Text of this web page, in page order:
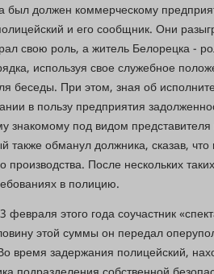
был должен коммерческому
и его сообщник. Они
свою роль, а житель Белорецка -
используя свое служебное
беседы. При этом, зная об
в пользу предприятия
знакомому под видом
обманул должника, сказав,
После нескольких
в полицию.
этого года соучастник
этой суммы он передал
задержания полицейский,